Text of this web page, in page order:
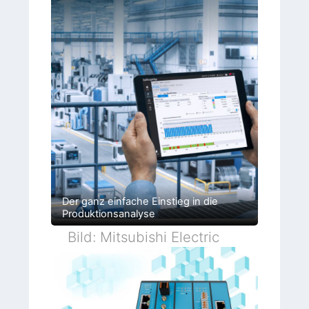
Der ganz einfache Einstieg in die
Produktionsanalyse
Bild: Mitsubishi Electric